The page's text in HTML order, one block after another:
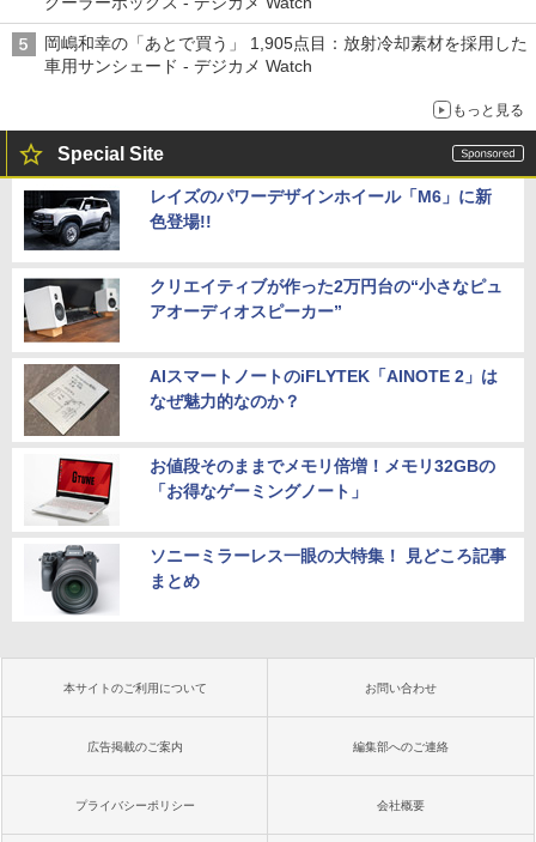
岡嶋和幸の「あとで買う」 1,905点目：放射冷却素材を採用した
車用サンシェード - デジカメ Watch
もっと見る
Special Site
レイズのパワーデザインホイール「M6」に新
色登場!!
クリエイティブが作った2万円台の“小さなピュ
アオーディオスピーカー”
AIスマートノートのiFLYTEK「AINOTE 2」は
なぜ魅力的なのか？
お値段そのままでメモリ倍増！メモリ32GBの
「お得なゲーミングノート」
ソニーミラーレス一眼の大特集！ 見どころ記事
まとめ
本サイトのご利用について お問い合わせ
広告掲載のご案内 編集部へのご連絡
プライバシーポリシー 会社概要